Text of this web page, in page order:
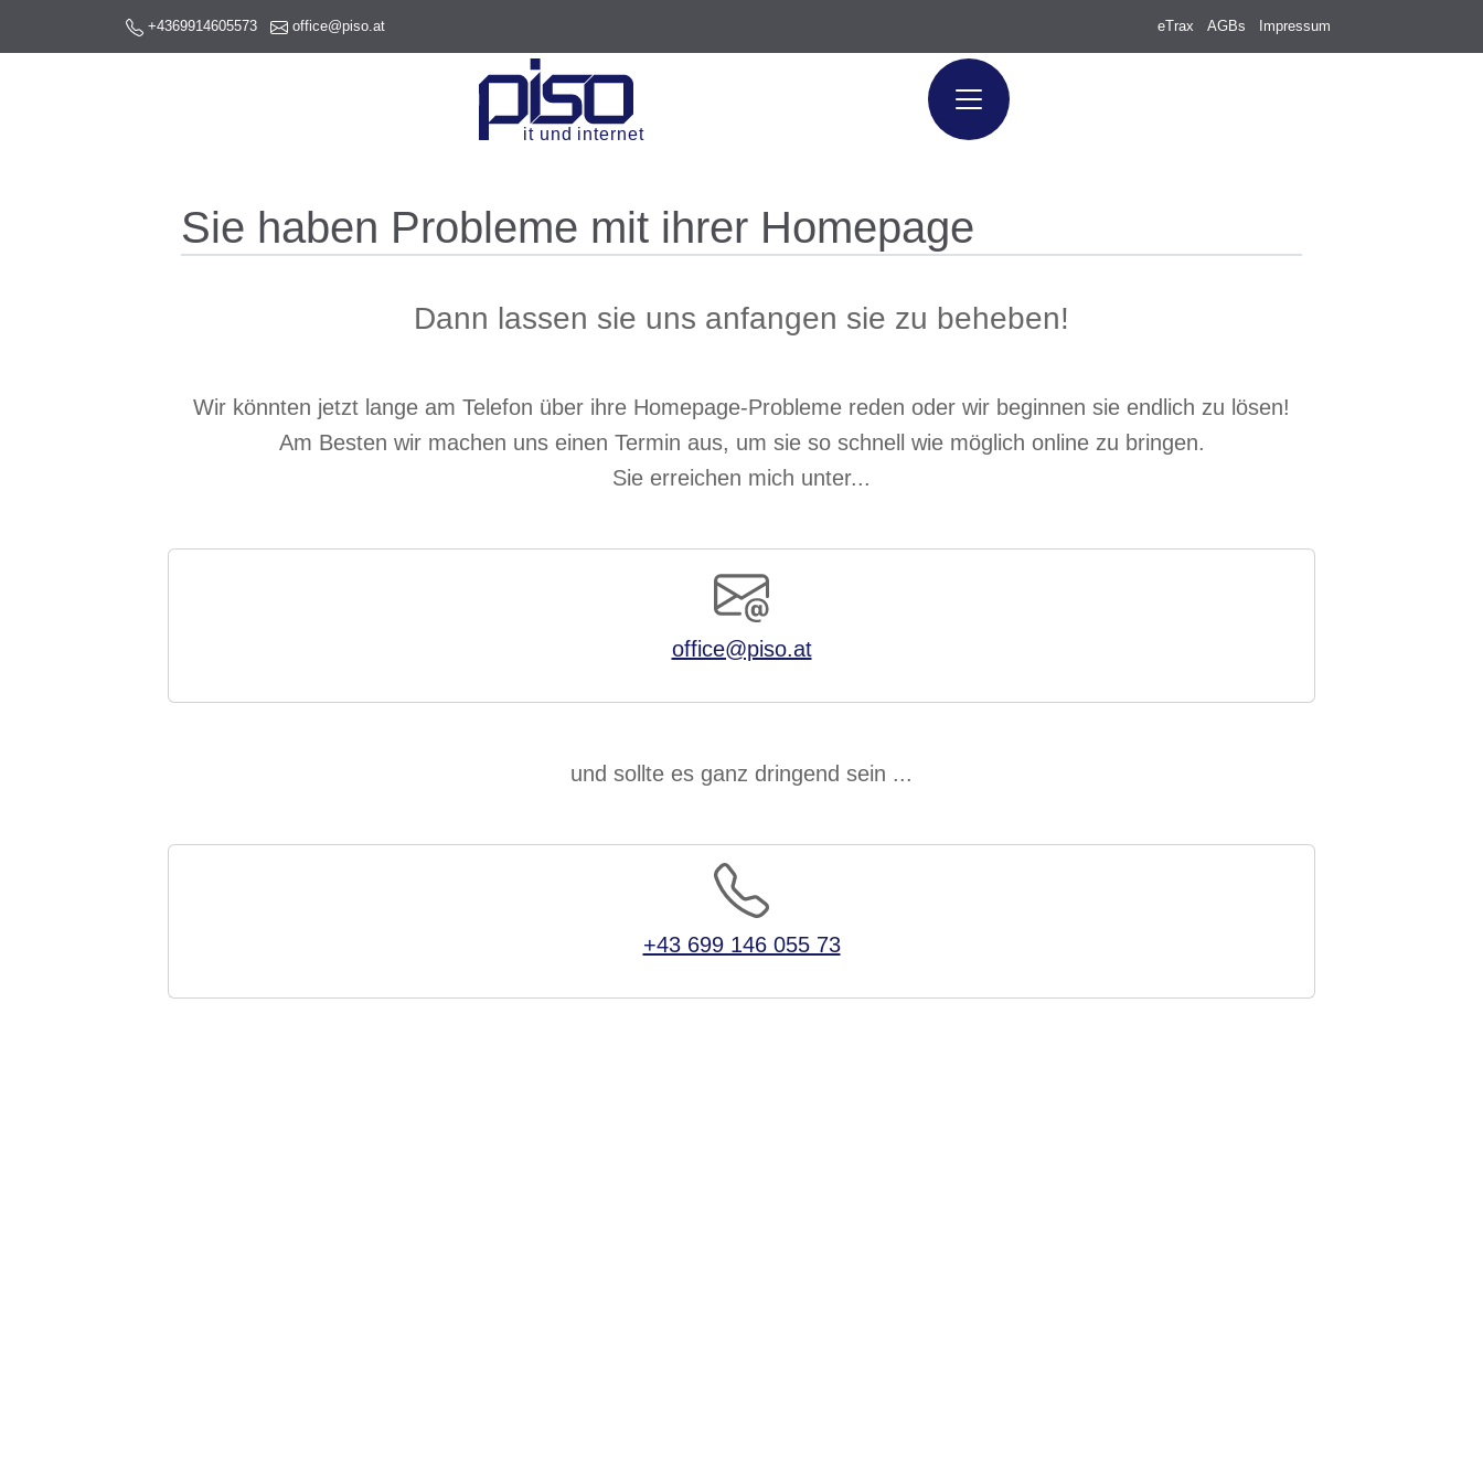
+4369914605573 office@piso.at eTrax AGBs Impressum
it und internet
Sie haben Probleme mit ihrer Homepage
Dann lassen sie uns anfangen sie zu beheben!
Wir könnten jetzt lange am Telefon über ihre Homepage-Probleme reden oder wir beginnen sie endlich zu lösen!
Am Besten wir machen uns einen Termin aus, um sie so schnell wie möglich online zu bringen.
Sie erreichen mich unter...
office@piso.at
und sollte es ganz dringend sein ...
+43 699 146 055 73